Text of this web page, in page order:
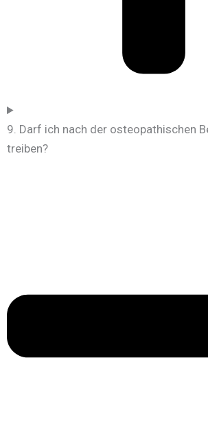
9. Darf ich nach der osteopathischen
treiben?